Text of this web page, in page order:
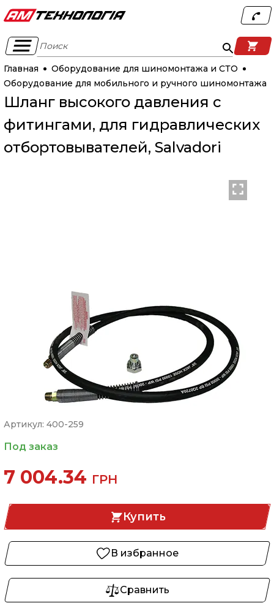
Поиск
Главная
Оборудование для шиномонтажа и СТО
Оборудование для мобильного и ручного шиномонтажа
Шланг высокого давления с
фитингами, для гидравлических
отбортовывателей, Salvadori
Артикул: 400-259
Под заказ
7 004.34 ГРН
Купить
В избранное
Сравнить